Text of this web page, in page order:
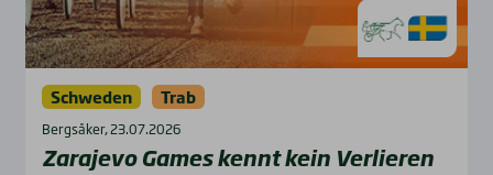
Schweden Trab
Bergsåker, 23.07.2026
Zara­je­vo Games kennt kein Ver­lie­ren